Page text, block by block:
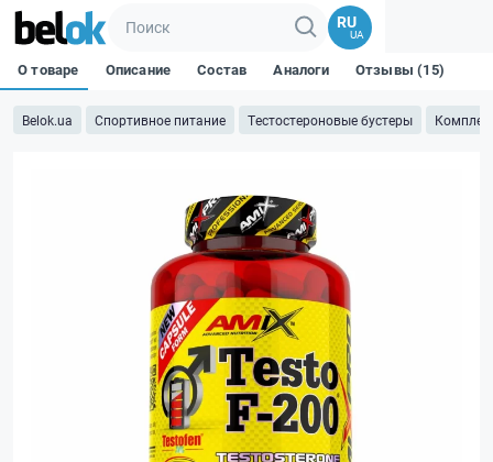
RU
UA
Belok.ua Спортивное питание Тестостероновые бустеры
О товаре Описание Состав Аналоги Отзывы (15)